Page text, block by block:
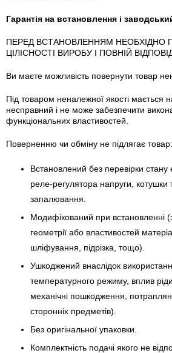
Гарантія на встановлення і
ПЕРЕД ВСТАНОВЛЕННЯМ НЕОБХІДНО
ЦІЛІСНОСТІ ВИРОБУ І ПОВНІЙ
Ви маєте можливість повернути товар
Під товаром неналежної якості мається
несправний і не може забезпечити
функціональних властивостей.
Поверненню чи обміну не підлягає товар:
Встановлений без перевірки
реле-регулято­ра напруги, котушки
запалювання.
Модифікований при встановленні
геометрії або властивостей
шліфування, підрізка, тощо).
Ушкоджений внаслідок
температурного режиму, вплив
механічні пошкодження,
сторонніх предметів).
Без оригінальної упаковки.
Комплектність подачі якого не